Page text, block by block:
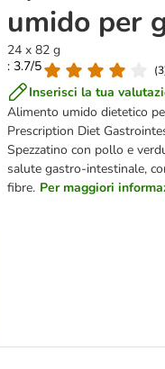
umido per
24 x 82 g
: 3.7/5
(3
Inserisci la tua
Alimento umido dietetico
Prescription Diet
Spezzatino con pollo e
salute gastro-intestinale,
fibre. Per maggiori